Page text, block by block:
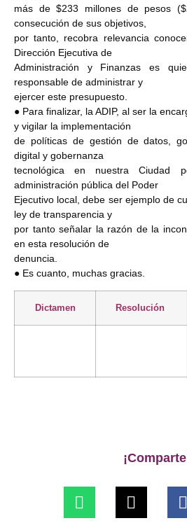
más de $233 millones de pesos
consecución de sus objetivos,
por tanto, recobra relevancia
Dirección Ejecutiva de
Administración y Finanzas es
responsable de administrar y
ejercer este presupuesto.
● Para finalizar, la ADIP, al ser la
y vigilar la implementación
de políticas de gestión de datos,
digital y gobernanza
tecnológica en nuestra Ciudad
administración pública del Poder
Ejecutivo local, debe ser ejemplo de
ley de transparencia y
por tanto señalar la razón de la
en esta resolución de
denuncia.
● Es cuanto, muchas gracias.
Dictamen Resolución